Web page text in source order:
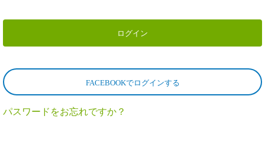
FACEBOOKでログインする
パスワードをお忘れですか？